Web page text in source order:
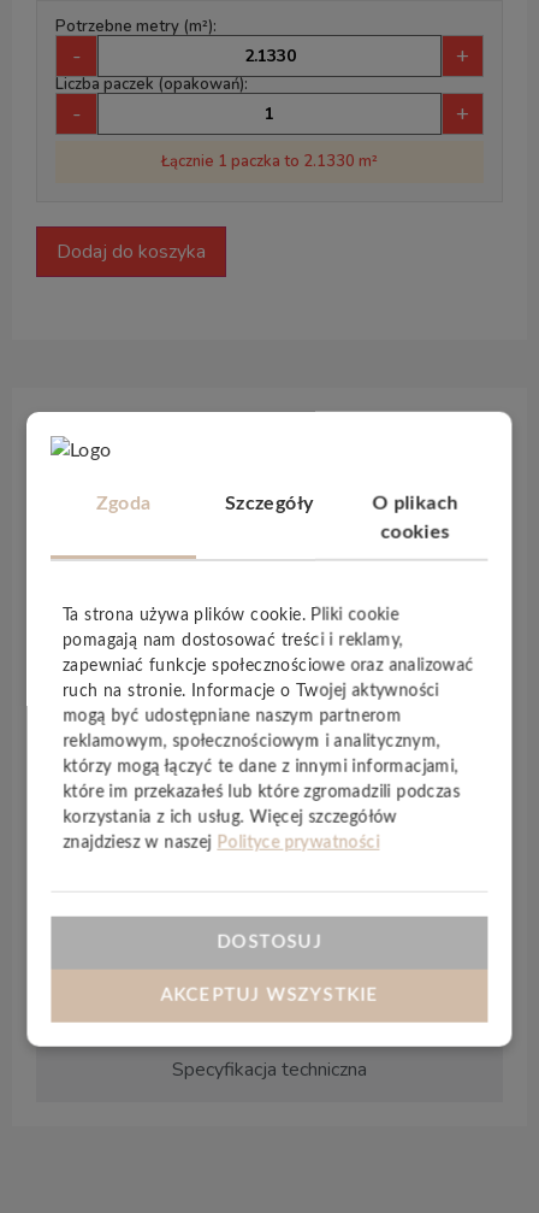
Potrzebne metry (m²):
- +
Liczba paczek (opakowań):
- +
Łącznie 1 paczka to 2.1330 m²
Dodaj do koszyka
Specyfikacja techniczna
Kolekcja paneli FirmFit Silent Plankzostała
opracowana jako najcichsza wersja podłogi na
“wydajna” akustycznie podłoga na rynku. Powód?
FirmFit Silent Plankto opatentowana
konstrukcja składająca się z wielu odrębnych
warstw z różnych materiałów, z których każda
blokuje określone częstotliwości dźwięku, co
ogólnie znacznie poprawia wydajność
akustyczną. Kolekcja paneliFirmFitSilentjest
dostępna w specjalnie dobranych pod konkretny
rynek stylach i wzornictwie naturalnego dębu,
Naturtrendzastosowano w niej
równieżstrukturę synchroniczną(EIR) oraz
zintegrowany podkład korkowy.
Zgoda Szczegóły
O plikach
cookies
Ta strona używa plików cookie. Pliki cookie
pomagają nam dostosować treści i reklamy,
zapewniać funkcje społecznościowe oraz analizować
ruch na stronie. Informacje o Twojej aktywności
mogą być udostępniane naszym partnerom
reklamowym, społecznościowym i analitycznym,
którzy mogą łączyć te dane z innymi informacjami,
które im przekazałeś lub które zgromadzili podczas
korzystania z ich usług. Więcej szczegółów
znajdziesz w naszej Polityce prywatności
DOSTOSUJ
AKCEPTUJ WSZYSTKIE